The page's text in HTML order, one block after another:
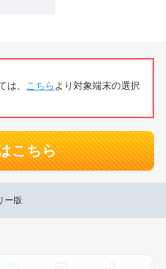
は、 こちら より対象端末の選択
こちら
ー版